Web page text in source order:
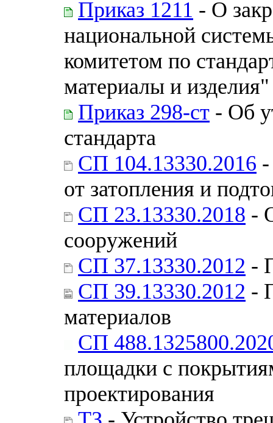
Приказ 1211 - О
национальной
комитетом по
материалы и
Приказ 298-ст - Об
стандарта
СП 104.13330.2016
от затопления и
СП 23.13330.2018 -
сооружений
СП 37.13330.2012 -
СП 39.13330.2012 -
материалов
СП
площадки с
проектирования